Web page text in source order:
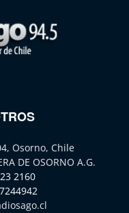
Osorno, Chile
DE OSORNO A.G.
2160